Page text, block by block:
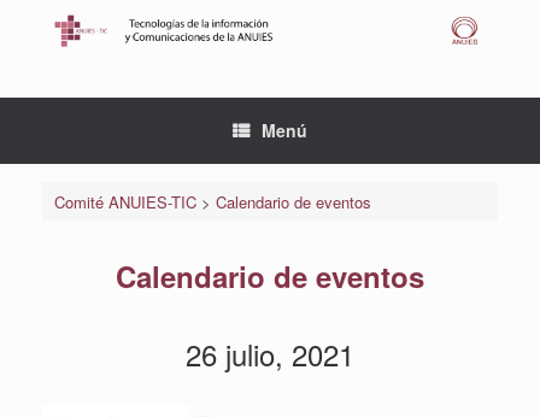
Menú
Comité ANUIES-TIC> Calendario de eventos
Calendario de eventos
26 julio, 2021